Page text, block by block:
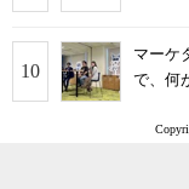
マーケ
で、何